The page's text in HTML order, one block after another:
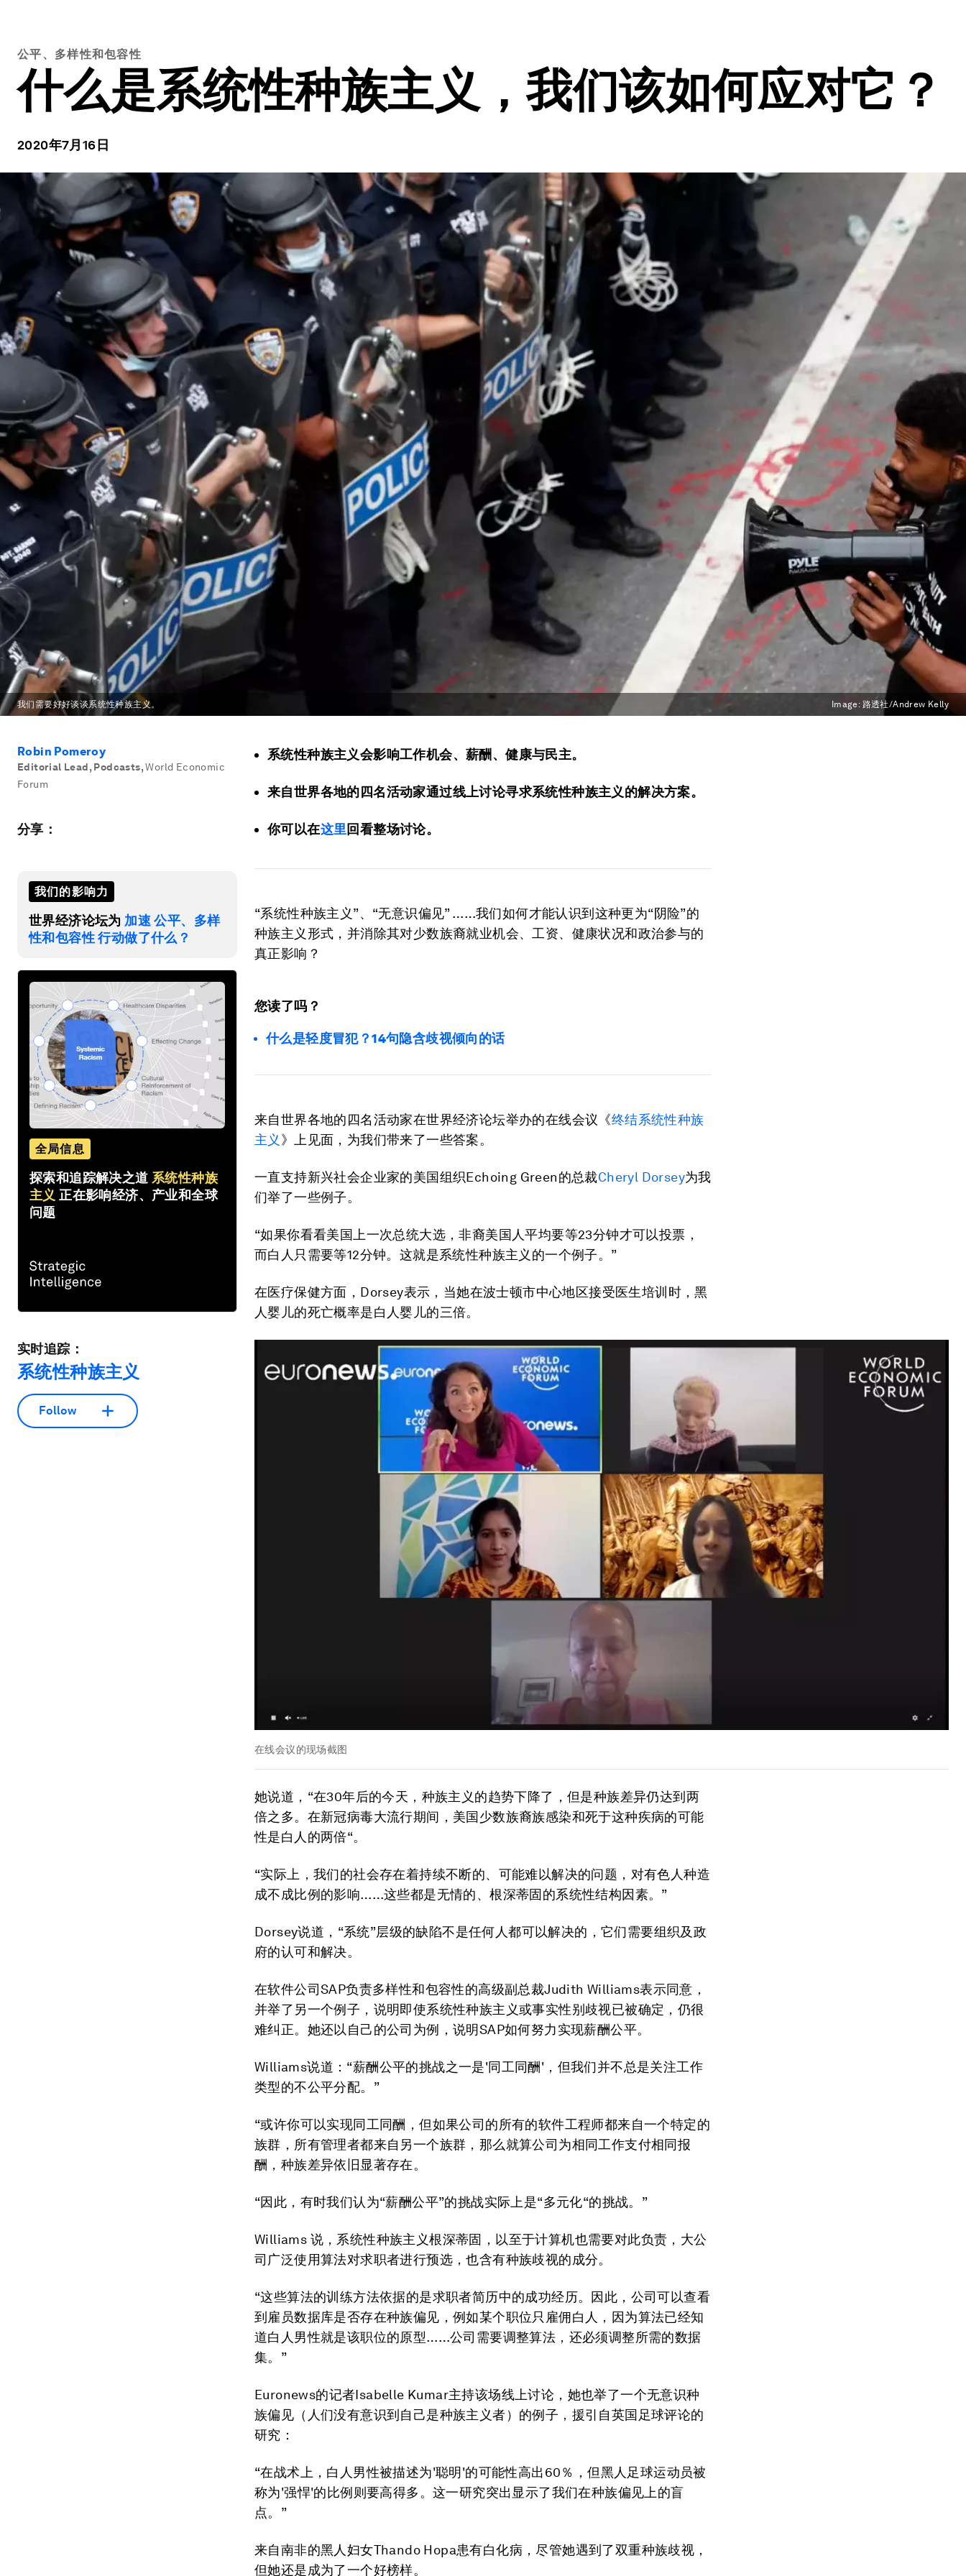
公平、多样性和包容性
什么是系统性种族主义，我们该如何应对它？
2020年7月16日
我们需要好好谈谈系统性种族主义。 Image: 路透社/Andrew Kelly
Robin Pomeroy
Editorial Lead, Podcasts, World Economic
Forum
分享：
我们的影响力
世界经济论坛为 加速 公平、多样
性和包容性 行动做了什么？
全局信息
探索和追踪解决之道 系统性种族
主义 正在影响经济、产业和全球
问题
实时追踪：
系统性种族主义
Follow
系统性种族主义会影响工作机会、薪酬、健康与民主。
来自世界各地的四名活动家通过线上讨论寻求系统性种族主义的解决方案。
你可以在这里回看整场讨论。
“系统性种族主义”、“无意识偏见” ……我们如何才能认识到这种更为“阴险”的
种族主义形式，并消除其对少数族裔就业机会、工资、健康状况和政治参与的
真正影响？
您读了吗？
什么是轻度冒犯？14句隐含歧视倾向的话
来自世界各地的四名活动家在世界经济论坛举办的在线会议《终结系统性种族
主义 》上见面，为我们带来了一些答案。
一直支持新兴社会企业家的美国组织Echoing Green的总裁Cheryl Dorsey为我
们举了一些例子。
“如果你看看美国上一次总统大选，非裔美国人平均要等23分钟才可以投票，
而白人只需要等12分钟。这就是系统性种族主义的一个例子。”
在医疗保健方面，Dorsey表示，当她在波士顿市中心地区接受医生培训时，黑
人婴儿的死亡概率是白人婴儿的三倍。
在线会议的现场截图
她说道，“在30年后的今天，种族主义的趋势下降了，但是种族差异仍达到两
倍之多。在新冠病毒大流行期间，美国少数族裔族感染和死于这种疾病的可能
性是白人的两倍“。
“实际上，我们的社会存在着持续不断的、可能难以解决的问题，对有色人种造
成不成比例的影响……这些都是无情的、根深蒂固的系统性结构因素。”
Dorsey说道，“系统”层级的缺陷不是任何人都可以解决的，它们需要组织及政
府的认可和解决。
在软件公司SAP负责多样性和包容性的高级副总裁Judith Williams表示同意，
并举了另一个例子，说明即使系统性种族主义或事实性别歧视已被确定，仍很
难纠正。她还以自己的公司为例，说明SAP如何努力实现薪酬公平。
Williams说道：“薪酬公平的挑战之一是'同工同酬'，但我们并不总是关注工作
类型的不公平分配。”
“或许你可以实现同工同酬，但如果公司的所有的软件工程师都来自一个特定的
族群，所有管理者都来自另一个族群，那么就算公司为相同工作支付相同报
酬，种族差异依旧显著存在。
“因此，有时我们认为“薪酬公平”的挑战实际上是“多元化“的挑战。”
Williams 说，系统性种族主义根深蒂固，以至于计算机也需要对此负责，大公
司广泛使用算法对求职者进行预选，也含有种族歧视的成分。
“这些算法的训练方法依据的是求职者简历中的成功经历。因此，公司可以查看
到雇员数据库是否存在种族偏见，例如某个职位只雇佣白人，因为算法已经知
道白人男性就是该职位的原型……公司需要调整算法，还必须调整所需的数据
集。”
Euronews的记者Isabelle Kumar主持该场线上讨论，她也举了一个无意识种
族偏见（人们没有意识到自己是种族主义者）的例子，援引自英国足球评论的
研究：
“在战术上，白人男性被描述为'聪明'的可能性高出60％，但黑人足球运动员被
称为'强悍'的比例则要高得多。这一研究突出显示了我们在种族偏见上的盲
点。”
来自南非的黑人妇女Thando Hopa患有白化病，尽管她遇到了双重种族歧视，
但她还是成为了一个好榜样。